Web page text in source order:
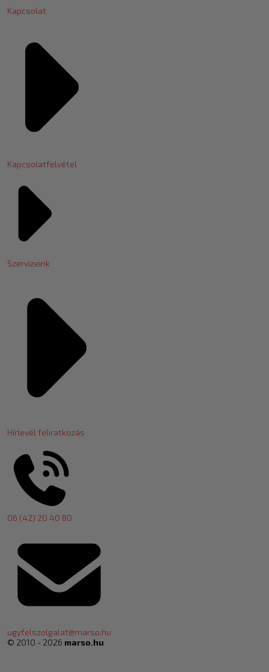
Kapcsolat
Kapcsolatfelvétel
Szervizeink
Hírlevél feliratkozás
06 (42) 20 40 80
ugyfelszolgalat@marso.hu
© 2010 - 2026 marso.hu